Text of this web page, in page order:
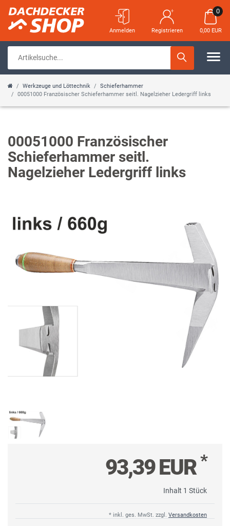
Anmelden Registrieren
0
0,00 EUR
Werkzeuge und Löttechnik
Schieferhammer
00051000 Französischer Schieferhammer seitl. Nagelzieher Ledergriff links
00051000 Französischer
Schieferhammer seitl.
Nagelzieher Ledergriff links
93,39 EUR*
Inhalt 1 Stück
* inkl. ges. MwSt. zzgl. Versandkosten